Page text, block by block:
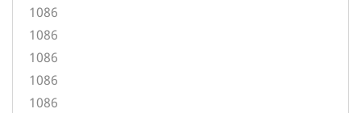
1086
1086
1086
1086
1086